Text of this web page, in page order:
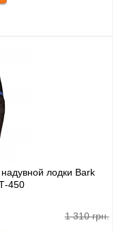
лодки Bark
450
1 310 грн.